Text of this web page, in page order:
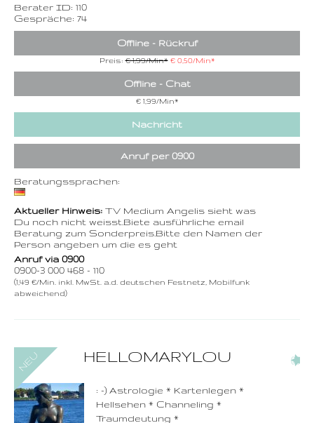
Berater ID: 110
Gespräche: 74
Offline - Rückruf
Preis:€ 1,99/Min* € 0,50/Min*
Offline - Chat
€ 1,99/Min*
Nachricht
Anruf per 0900
Beratungssprachen:
Aktueller Hinweis: TV Medium Angelis sieht was
Du noch nicht weisst.Biete ausführliche email
Beratung zum Sonderpreis.Bitte den Namen der
Person angeben um die es geht
Anruf via 0900
0900-3 000 468 - 110
(1,49 €/Min. inkl. MwSt. a.d. deutschen Festnetz, Mobilfunk
abweichend)
HELLOMARYLOU (2)
: -) Astrologie * Kartenlegen *
Hellsehen * Channeling *
Traumdeutung *
0900-3 000 468 - 227
1,49 €/Min. inkl. MwSt.
Wählen Sie diese
Rufnummer inklusive
dem Beratercode
Zurück